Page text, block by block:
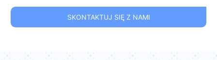
SKONTAKTUJ SIĘ Z NAMI